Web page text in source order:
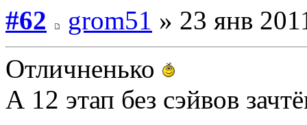
#62
grom51 » 23 янв
Отличненько
А 12 этап без сэйвов